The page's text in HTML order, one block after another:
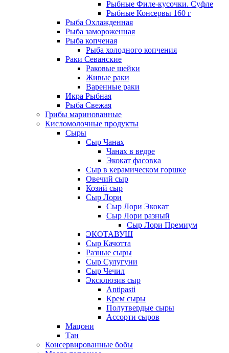
Рыбные Филе-кусочки. Суфле
Рыбные Консервы 160 г
Рыба Охлажденная
Рыба замороженная
Рыба копченая
Рыба холодного копчения
Раки Севанские
Раковые шейки
Живые раки
Варенные раки
Икра Рыбная
Рыба Свежая
Грибы маринованные
Кисломолочные продукты
Сыры
Сыр Чанах
Чанах в ведре
Экокат фасовка
Сыр в керамическом горшке
Овечий сыр
Козий сыр
Сыр Лори
Сыр Лори Экокат
Сыр Лори разный
Сыр Лори Премиум
ЭКОТАВУШ
Сыр Качотта
Разные сыры
Сыр Сулугуни
Сыр Чечил
Эксклюзив сыр
Antipasti
Крем сыры
Полутвердые сыры
Ассорти сыров
Мацони
Тан
Консервированные бобы